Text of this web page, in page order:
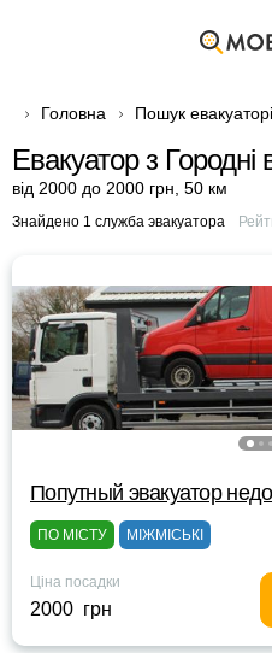
Головна Пошук
Евакуатор з Городні
від 2000 до 2000 грн 50 км
Знайдено 1 служба эвакуатора
Попутный эвакуатор
ПО МІСТУ МІЖМІСЬКІ
Ціна посадки
2000 грн